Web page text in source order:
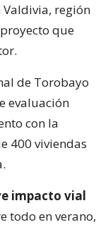
Valdivia, región
que
de Torobayo
evaluación
con la
400 viviendas
impacto vial
todo en verano,